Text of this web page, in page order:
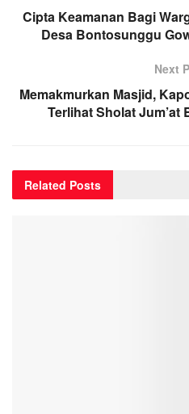
Cipta Keamanan Bagi
Desa Bontosunggu
Next
Memakmurkan Masjid,
Terlihat Sholat Jum’at
Related Posts